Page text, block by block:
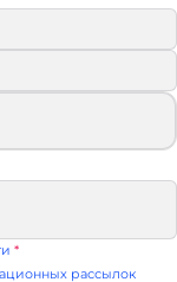
*
рассылок